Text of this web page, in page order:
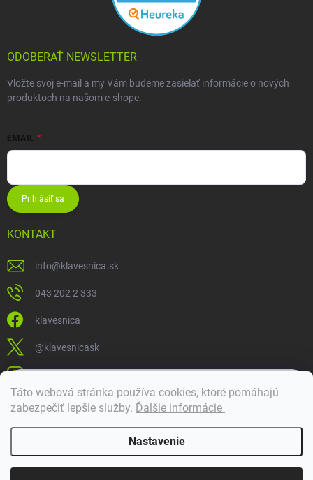
Táto webová stránka používa cookies, ktoré pomáhajú
zabezpečiť lepšie služby. Ďalšie informácie
Nastavenie
ODOBERAŤ NEWSLETTER
Vložte svoj e-mail a my Vám budeme zasielať informácie o nových
produktoch na našom e-shope.
EMAIL
Prihlásiť sa
KONTAKT
info@klavesnica.sk
043 202 2 333
klavesnica
@klavesnicask
klavesnica_sk
Doprava a platba
Dobrý deň! 👋 Pomôžem vám nájsť správny diel. Napíšte mi.